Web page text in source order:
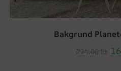
Bakgrund